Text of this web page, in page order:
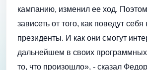
кампанию, изменил ее ход.
зависеть от того, как поведут
президенты. И как они смогут
дальнейшем в своих
то, что произошло», - сказал